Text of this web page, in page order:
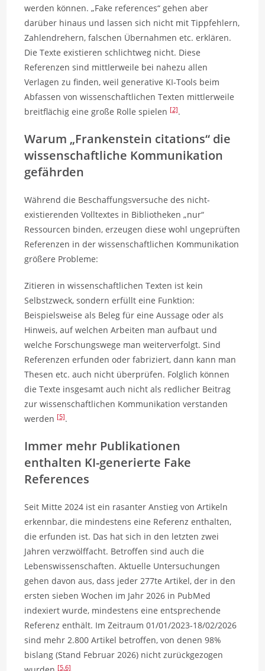
werden können. „Fake references“ gehen aber
darüber hinaus und lassen sich nicht mit Tippfehlern,
Zahlendrehern, falschen Übernahmen etc. erklären.
Die Texte existieren schlichtweg nicht. Diese
Referenzen sind mittlerweile bei nahezu allen
Verlagen zu finden, weil generative KI-Tools beim
Abfassen von wissenschaftlichen Texten mittlerweile
breitflächig eine große Rolle spielen[2].
Warum „Frankenstein citations“ die
wissenschaftliche Kommunikation
gefährden
Während die Beschaffungsversuche des nicht-
existierenden Volltextes in Bibliotheken „nur“
Ressourcen binden, erzeugen diese wohl ungeprüften
Referenzen in der wissenschaftlichen Kommunikation
größere Probleme:
Zitieren in wissenschaftlichen Texten ist kein
Selbstzweck, sondern erfüllt eine Funktion:
Beispielsweise als Beleg für eine Aussage oder als
Hinweis, auf welchen Arbeiten man aufbaut und
welche Forschungswege man weiterverfolgt. Sind
Referenzen erfunden oder fabriziert, dann kann man
Thesen etc. auch nicht überprüfen. Folglich können
die Texte insgesamt auch nicht als redlicher Beitrag
zur wissenschaftlichen Kommunikation verstanden
werden[5].
Immer mehr Publikationen
enthalten KI-generierte Fake
References
Seit Mitte 2024 ist ein rasanter Anstieg von Artikeln
erkennbar, die mindestens eine Referenz enthalten,
die erfunden ist. Das hat sich in den letzten zwei
Jahren verzwölffacht. Betroffen sind auch die
Lebenswissenschaften. Aktuelle Untersuchungen
gehen davon aus, dass jeder 277te Artikel, der in den
ersten sieben Wochen im Jahr 2026 in PubMed
indexiert wurde, mindestens eine entsprechende
Referenz enthält. Im Zeitraum 01/01/2023-18/02/2026
sind mehr 2.800 Artikel betroffen, von denen 98%
bislang (Stand Februar 2026) nicht zurückgezogen
[5,6]